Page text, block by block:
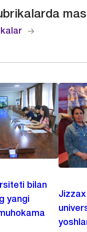
bilan
yangi